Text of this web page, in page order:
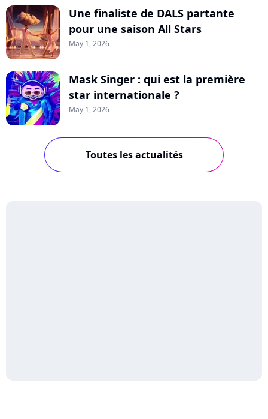
Une finaliste de DALS partante
pour une saison All Stars
May 1, 2026
Mask Singer : qui est la première
star internationale ?
May 1, 2026
Toutes les actualités